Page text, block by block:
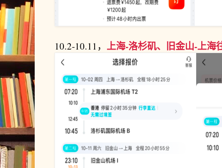
10.2-10.11， 上海-洛杉矶、旧金山-上海